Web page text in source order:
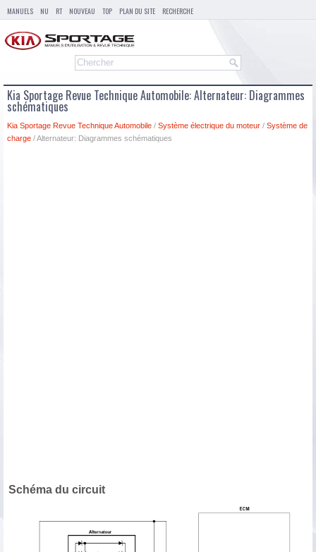
MANUELS NU RT NOUVEAU TOP PLAN DU SITE RECHERCHE
Kia Sportage Revue Technique Automobile: Alternateur: Diagrammes
schématiques
Kia Sportage Revue Technique Automobile / Système électrique du moteur / Système de
charge / Alternateur: Diagrammes schématiques
Schéma du circuit